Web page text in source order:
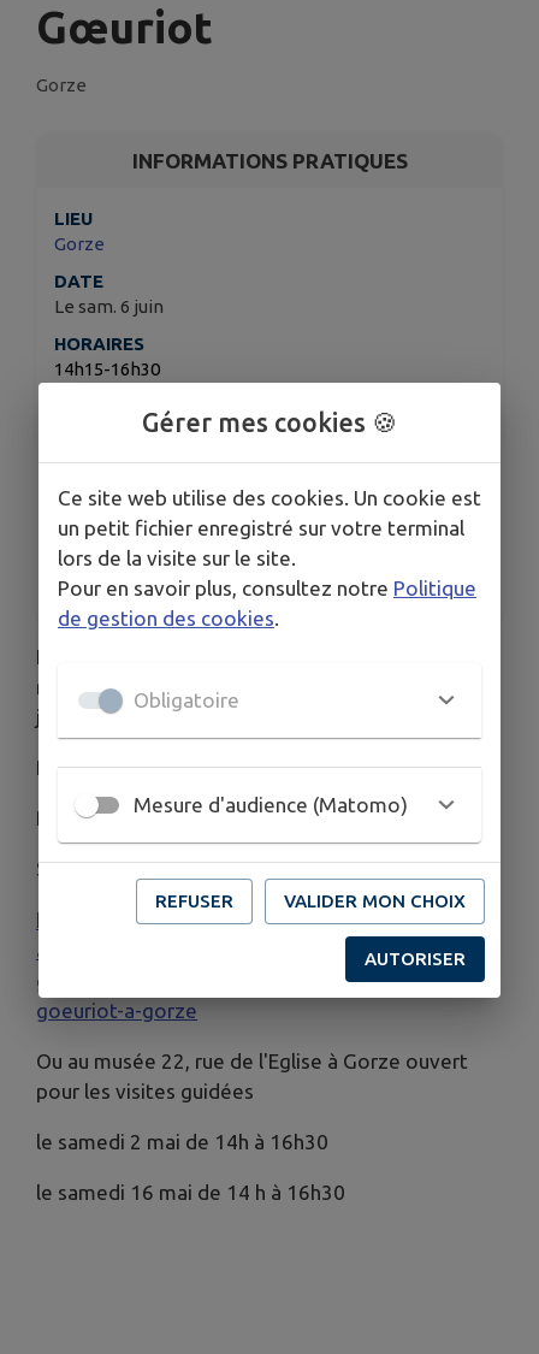
Gœuriot
Gorze
INFORMATIONS PRATIQUES
LIEU
Gorze
DATE
Le sam. 6 juin
HORAIRES
14h15-16h30
ORGANISÉ PAR
Association pour l’Animation de la Maison de
l’Histoire de la « Terre de Gorze »
L'historien, Kévin Gœuriot, écrivain et conteur,
nous emmènera en balade à Gorze le samedi 6
juin 2026.
Rendez-vous à 14h15 devant l'Eglise
Participation uniquement sur réservation
S'inscrire sur le site :
https://www.helloasso.com/associations/ass-
animat-maison-histoire-terre-
gorze/evenements/balade-contee-avec-kevin-
goeuriot-a-gorze
Ou au musée 22, rue de l'Eglise à Gorze ouvert
pour les visites guidées
le samedi 2 mai de 14h à 16h30
le samedi 16 mai de 14 h à 16h30
Gérer mes cookies 🍪
Ce site web utilise des cookies. Un cookie est
un petit fichier enregistré sur votre terminal
lors de la visite sur le site.
Pour en savoir plus, consultez notre Politique
de gestion des cookies
Obligatoire
Mesure d'audience (Matomo)
REFUSER VALIDER MON CHOIX
AUTORISER